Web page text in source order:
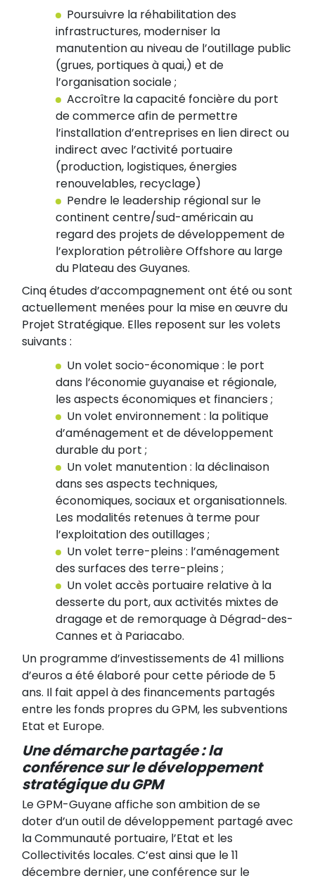
Poursuivre la réhabilitation des
infrastructures, moderniser la
manutention au niveau de l’outillage public
(grues, portiques à quai,) et de
l’organisation sociale ;
Accroître la capacité foncière du port
de commerce afin de permettre
l’installation d’entreprises en lien direct ou
indirect avec l’activité portuaire
(production, logistiques, énergies
renouvelables, recyclage)
Pendre le leadership régional sur le
continent centre/sud-américain au
regard des projets de développement de
l’exploration pétrolière Offshore au large
du Plateau des Guyanes.
Cinq études d’accompagnement ont été ou sont
actuellement menées pour la mise en œuvre du
Projet Stratégique. Elles reposent sur les volets
suivants :
Un volet socio-économique : le port
dans l’économie guyanaise et régionale,
les aspects économiques et financiers ;
Un volet environnement : la politique
d’aménagement et de développement
durable du port ;
Un volet manutention : la déclinaison
dans ses aspects techniques,
économiques, sociaux et organisationnels.
Les modalités retenues à terme pour
l’exploitation des outillages ;
Un volet terre-pleins : l’aménagement
des surfaces des terre-pleins ;
Un volet accès portuaire relative à la
desserte du port, aux activités mixtes de
dragage et de remorquage à Dégrad-des-
Cannes et à Pariacabo.
Un programme d’investissements de 41 millions
d’euros a été élaboré pour cette période de 5
ans. Il fait appel à des financements partagés
entre les fonds propres du GPM, les subventions
Etat et Europe.
Une démarche partagée : la
conférence sur le développement
stratégique du GPM
Le GPM-Guyane affiche son ambition de se
doter d’un outil de développement partagé avec
la Communauté portuaire, l’Etat et les
Collectivités locales. C’est ainsi que le 11
décembre dernier, une conférence sur le